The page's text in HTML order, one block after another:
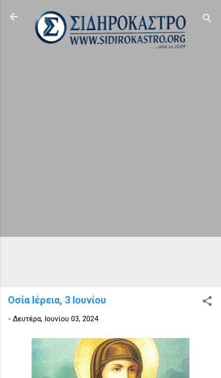
Μετάβαση στο κύριο περιεχόμενο
Οσία Ιέρεια, 3 Ιουνίου
- Δευτέρα, Ιουνίου 03, 2024